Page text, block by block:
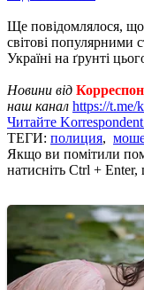
Ще повідомлялося, що
світові популярними
Україні на ґрунті
Новини від
наш канал https://t.me/
Читайте
ТЕГИ: полиция,
Якщо ви помітили
натисніть Ctrl +